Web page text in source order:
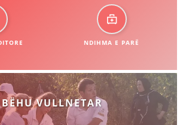
ORGANIZIMI DHE ZHVILLIMI
KUVENDI
I STRUKTURËS ORGANIZATIVE
DISEMINIMI
NDIHMA E PARË
BËHU VULLNETAR